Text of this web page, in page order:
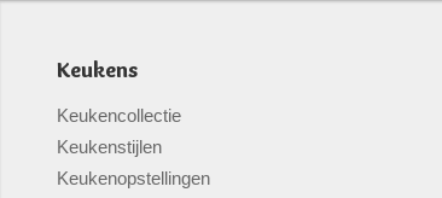
Keukens
Keukencollectie
Keukenstijlen
Keukenopstellingen